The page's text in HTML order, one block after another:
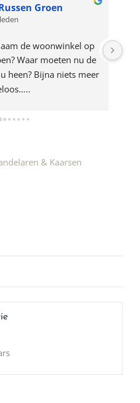
Groen
de woonwinkel op
Waar moeten nu de
heen? Bijna niets meer
& Kaarsen